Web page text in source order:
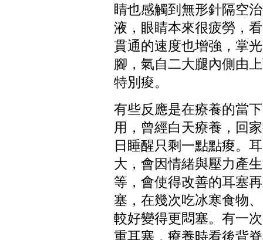
睛也感觸到無形針隔空
液，眼睛本來很疲勞，
貫通的速度也增強，掌
腳，氣自二大腿內側由
特別痠。
有些反應是在療養的當
用，曾經白天療養，回
日睡醒只剩一點點痠。
大，會因情緒與壓力產
等，會使得改善的耳塞
塞，在幾次吃冰寒食物
較好變得更悶塞。有一
重耳塞，療養時看後背